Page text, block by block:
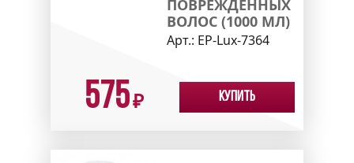
ПОВРЕЖДЕННЫХ
ВОЛОС (1000 МЛ)
Арт.: EP-Lux-7364
575₽ Купить